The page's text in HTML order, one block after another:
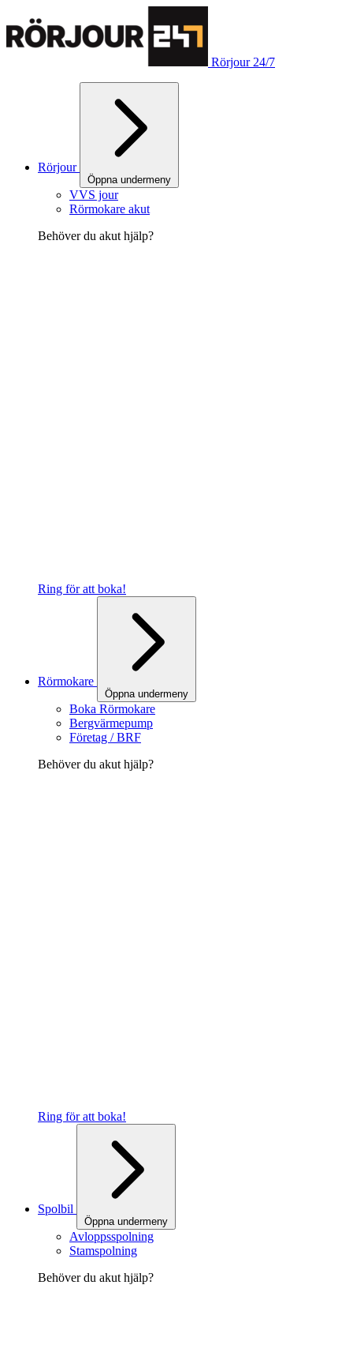
Rörjour 24/7
Rörjour
Öppna undermeny
VVS jour
Rörmokare akut
Behöver du akut hjälp?
Ring för att boka!
Rörmokare
Öppna undermeny
Boka Rörmokare
Bergvärmepump
Företag / BRF
Behöver du akut hjälp?
Ring för att boka!
Spolbil
Öppna undermeny
Avloppsspolning
Stamspolning
Behöver du akut hjälp?